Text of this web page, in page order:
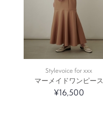
Stylevoice for xxx
マーメイドワンピース
¥16,500